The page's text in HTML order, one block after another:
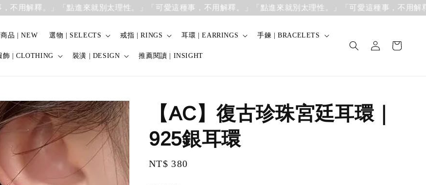
釋。」「點進來就別太理性。」「可愛這種事，不用解釋。」「點進來就別太理性。」「可愛這種事，不用解釋。」「
品 | NEW 選物 | SELECTS 戒指 | RINGS 耳環 | EARRINGS 手鍊 | BRACELETS
飾 | CLOTHING 裝潢 | DESIGN 推薦閱讀 | INSIGHT
【AC】復古珍珠宮廷耳環｜
925銀耳環
Regular
NT$ 380